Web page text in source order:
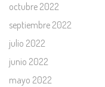
octubre 2022
septiembre 2022
julio 2022
junio 2022
mayo 2022